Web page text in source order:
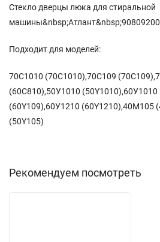
Стекло дверцы люка для стиральной
Подходит для моделей:
70C1010 (70С1010),70C109
(60C810),50У1010
(60Y109),60У1210 (60Y1210),40М105
(50Y105)
Рекомендуем посмотреть